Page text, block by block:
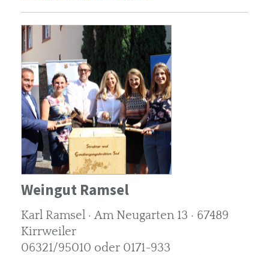
Weingut Ramsel
Karl Ramsel · Am Neugarten 13 · 67489
Kirrweiler
06321/95010 oder 0171-933